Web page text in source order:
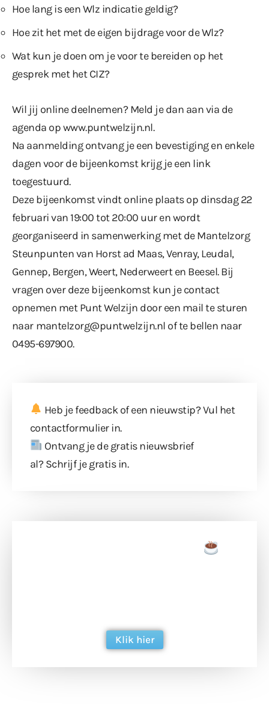
Hoe lang is een Wlz indicatie geldig?
Hoe zit het met de eigen bijdrage voor de Wlz?
Wat kun je doen om je voor te bereiden op het
gesprek met het CIZ?
Wil jij online deelnemen? Meld je dan aan via de
agenda opwww.puntwelzijn.nl.
Na aanmelding ontvang je een bevestiging en enkele
dagen voor de bijeenkomst krijg je een link
toegestuurd.
Deze bijeenkomst vindt online plaats op dinsdag 22
februari van 19:00 tot 20:00 uur en wordt
georganiseerd in samenwerking met de Mantelzorg
Steunpunten van Horst ad Maas, Venray, Leudal,
Gennep, Bergen, Weert, Nederweert en Beesel. Bij
vragen over deze bijeenkomst kun je contact
opnemen met Punt Welzijn door een mail te sturen
naar mantelzorg@puntwelzijn.nl of te bellen naar
0495-697900.
Heb je feedback of een nieuwstip? Vul het
contactformulierin.
Ontvang je de gratis nieuwsbrief
al? Schrijf je gratis in.
Klik hier